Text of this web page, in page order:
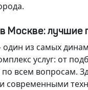
Москве:
из самых
услуг: от
всем вопросам.
современными